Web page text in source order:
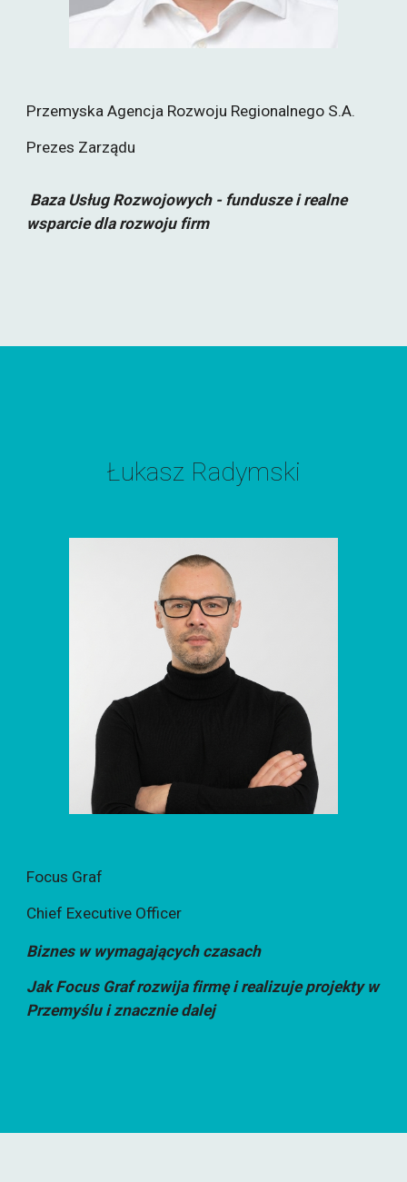
Przemyska Agencja Rozwoju Regionalnego S.A.
Prezes Zarządu
Baza Usług Rozwojowych - fundusze i realne
wsparcie dla rozwoju firm
Łukasz Radymski
Focus Graf
Chief Executive Officer
Biznes w wymagających czasach
Jak Focus Graf rozwija firmę i realizuje projekty w
Przemyślu i znacznie dalej